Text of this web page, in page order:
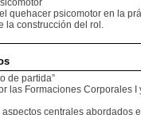
quehacer psicomotor en la
la construcción del rol.
de partida”
las Formaciones Corporales
centrales abordados